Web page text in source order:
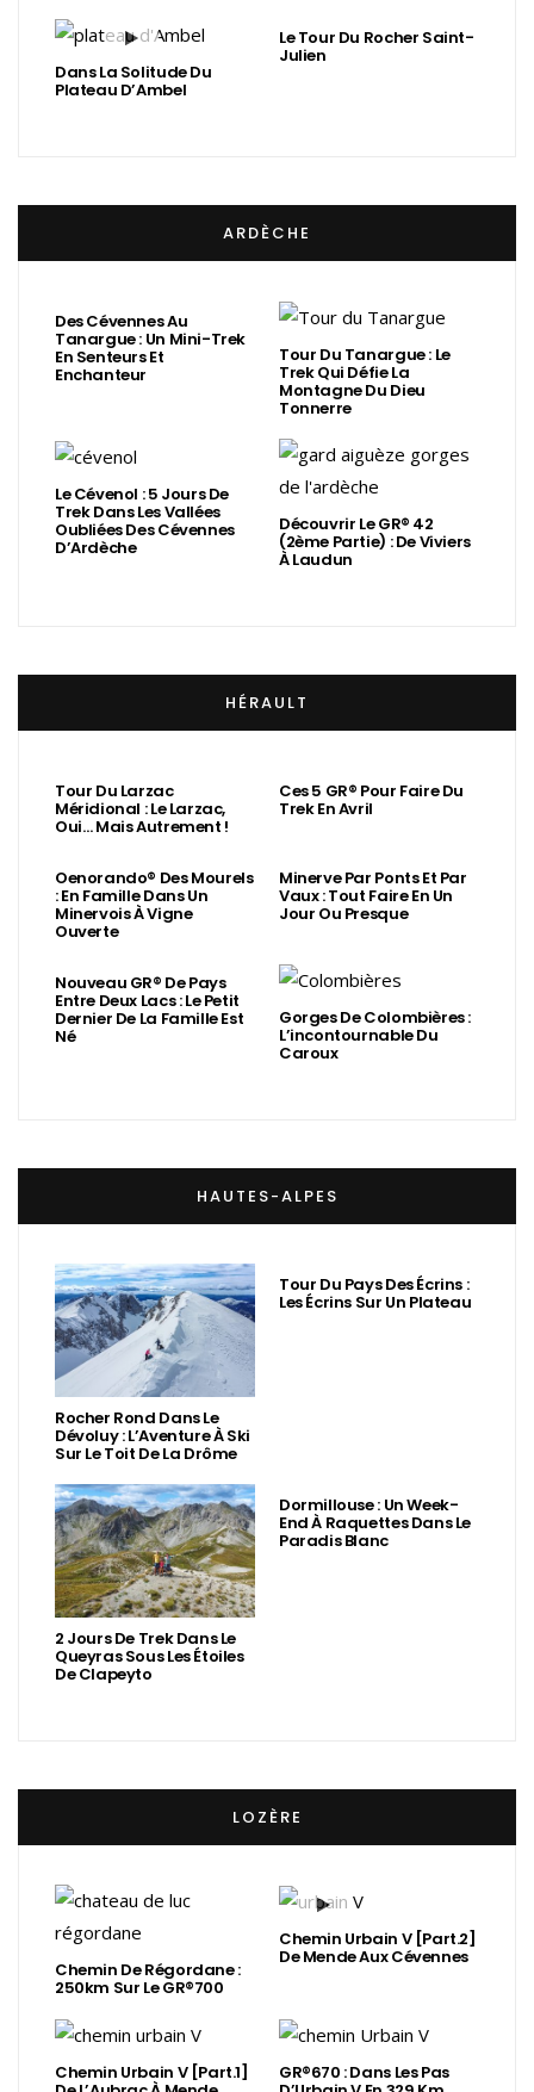
Dans La Solitude Du
Plateau D’Ambel
Le Tour Du Rocher Saint-
Julien
ARDÈCHE
Des Cévennes Au
Tanargue : Un Mini-Trek
En Senteurs Et
Enchanteur
Tour Du Tanargue : Le
Trek Qui Défie La
Montagne Du Dieu
Tonnerre
Le Cévenol : 5 Jours De
Trek Dans Les Vallées
Oubliées Des Cévennes
D’Ardèche
Découvrir Le GR® 42
(2ème Partie) : De Viviers
À Laudun
HÉRAULT
Tour Du Larzac
Méridional : Le Larzac,
Oui… Mais Autrement !
Ces 5 GR® Pour Faire Du
Trek En Avril
Oenorando® Des Mourels
: En Famille Dans Un
Minervois À Vigne
Ouverte
Minerve Par Ponts Et Par
Vaux : Tout Faire En Un
Jour Ou Presque
Nouveau GR® De Pays
Entre Deux Lacs : Le Petit
Dernier De La Famille Est
Né
Gorges De Colombières :
L’incontournable Du
Caroux
HAUTES-ALPES
Rocher Rond Dans Le
Dévoluy : L’Aventure À Ski
Sur Le Toit De La Drôme
Tour Du Pays Des Écrins :
Les Écrins Sur Un Plateau
2 Jours De Trek Dans Le
Queyras Sous Les Étoiles
De Clapeyto
Dormillouse : Un Week-
End À Raquettes Dans Le
Paradis Blanc
LOZÈRE
Chemin De Régordane :
250km Sur Le GR®700
Chemin Urbain V [Part.2]
De Mende Aux Cévennes
Chemin Urbain V [Part.1] GR®670 : Dans Les Pas